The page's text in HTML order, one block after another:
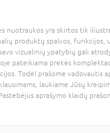
nuotraukos yra skirtos tik
produktų spalvos, funkcijos,
vizualinių ypatybių gali
pateikiama prekės
Todėl prašome vadovautis
laukiame Jūsų
aprašymo klaidų